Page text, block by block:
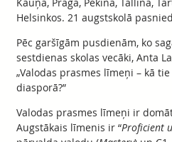
Helsinkos. 21 augstskolā
Pēc garšīgām pusdienām, ko
sestdienas skolas vecāki, Anta
„Valodas prasmes līmeņi – kā
diasporā?”
Valodas prasmes līmeņi ir
Augstākais līmenis ir “Proficient